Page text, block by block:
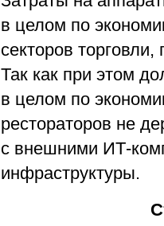
в целом по
секторов
Так как при этом
в целом по
рестораторов не
с внешними ИТ-
инфраструктуры.